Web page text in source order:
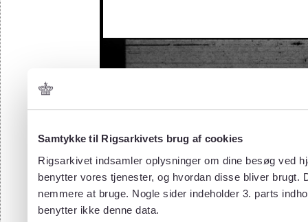
Samtykke til Rigsarkivets brug af cookies
Rigsarkivet indsamler oplysninger om dine besøg ved
benytter vores tjenester, og hvordan disse bliver
nemmere at bruge. Nogle sider indeholder 3. parts
benytter ikke denne data.